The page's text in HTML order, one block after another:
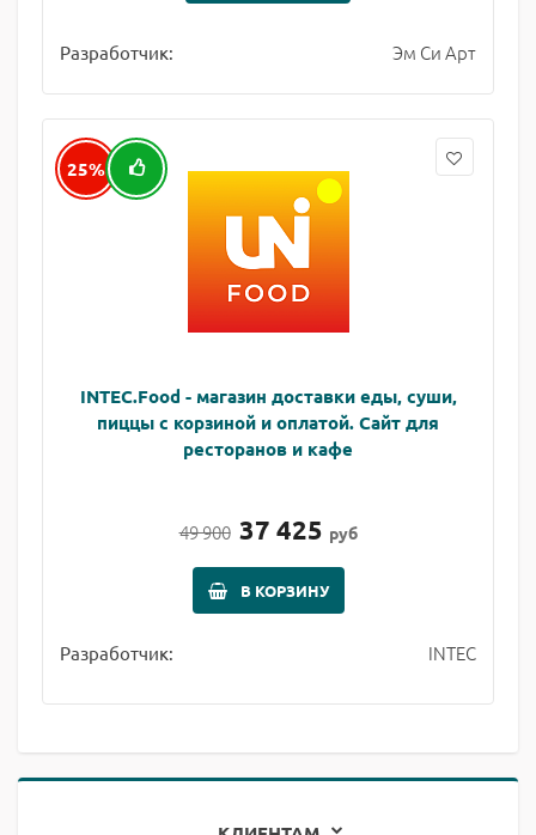
Разработчик: Эм Си Арт
25%
INTEC.Food - магазин доставки еды, суши,
пиццы с корзиной и оплатой. Сайт для
ресторанов и кафе
49 900 37 425 руб
В КОРЗИНУ
Разработчик: INTEC